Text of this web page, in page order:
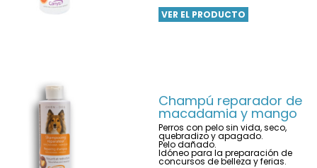
VER EL PRODUCTO
Champú reparador de
macadamia y mango
Perros con pelo sin vida, seco,
quebradizo y apagado.
Pelo dañado.
Idóneo para la preparación de
concursos de belleza y ferias.